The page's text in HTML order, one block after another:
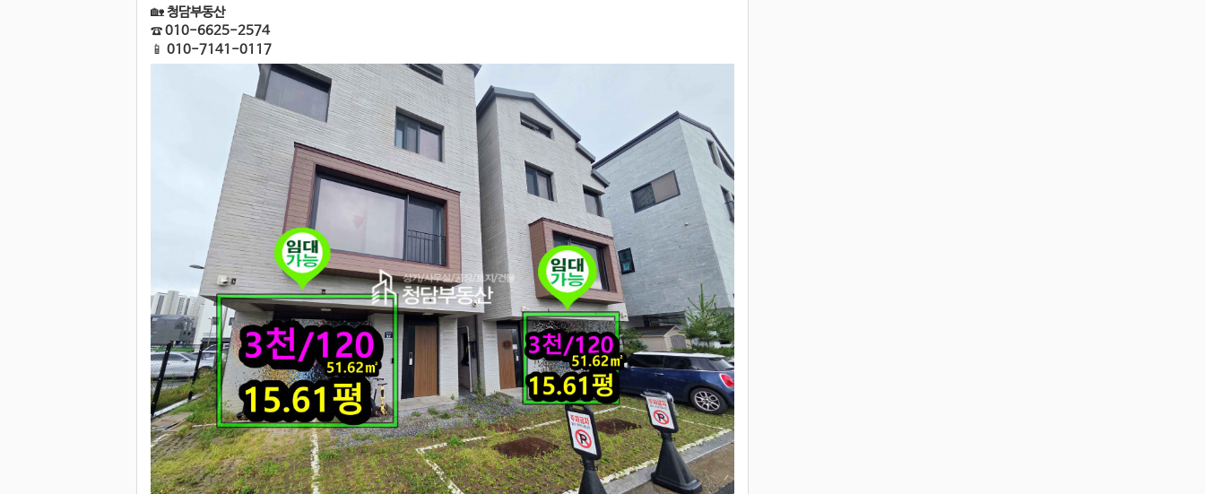
🏡청담부동산
☎️010-6625-2574
📱 010-7141-0117